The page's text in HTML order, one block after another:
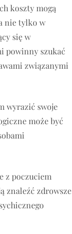
koszty mogą
nie tylko w
się w
powinny szukać
związanymi
wyrazić swoje
może być
z poczuciem
znaleźć zdrowsze